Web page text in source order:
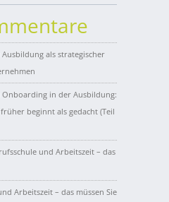
Ausbildung als strategischer
Onboarding in der Ausbildung:
beginnt als gedacht (Teil
und Arbeitszeit – das
Arbeitszeit – das müssen Sie